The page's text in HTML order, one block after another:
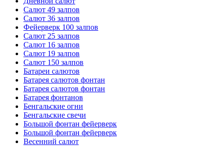
Салют 49 залпов
Салют 36 залпов
Фейерверк 100 залпов
Салют 25 залпов
Салют 16 залпов
Салют 19 залпов
Салют 150 залпов
Батареи салютов
Батарея салютов фонтан
Батарея салютов фонтан
Батарея фонтанов
Бенгальские огни
Бенгальские свечи
Большой фонтан фейерверк
Большой фонтан фейерверк
Весенний салют